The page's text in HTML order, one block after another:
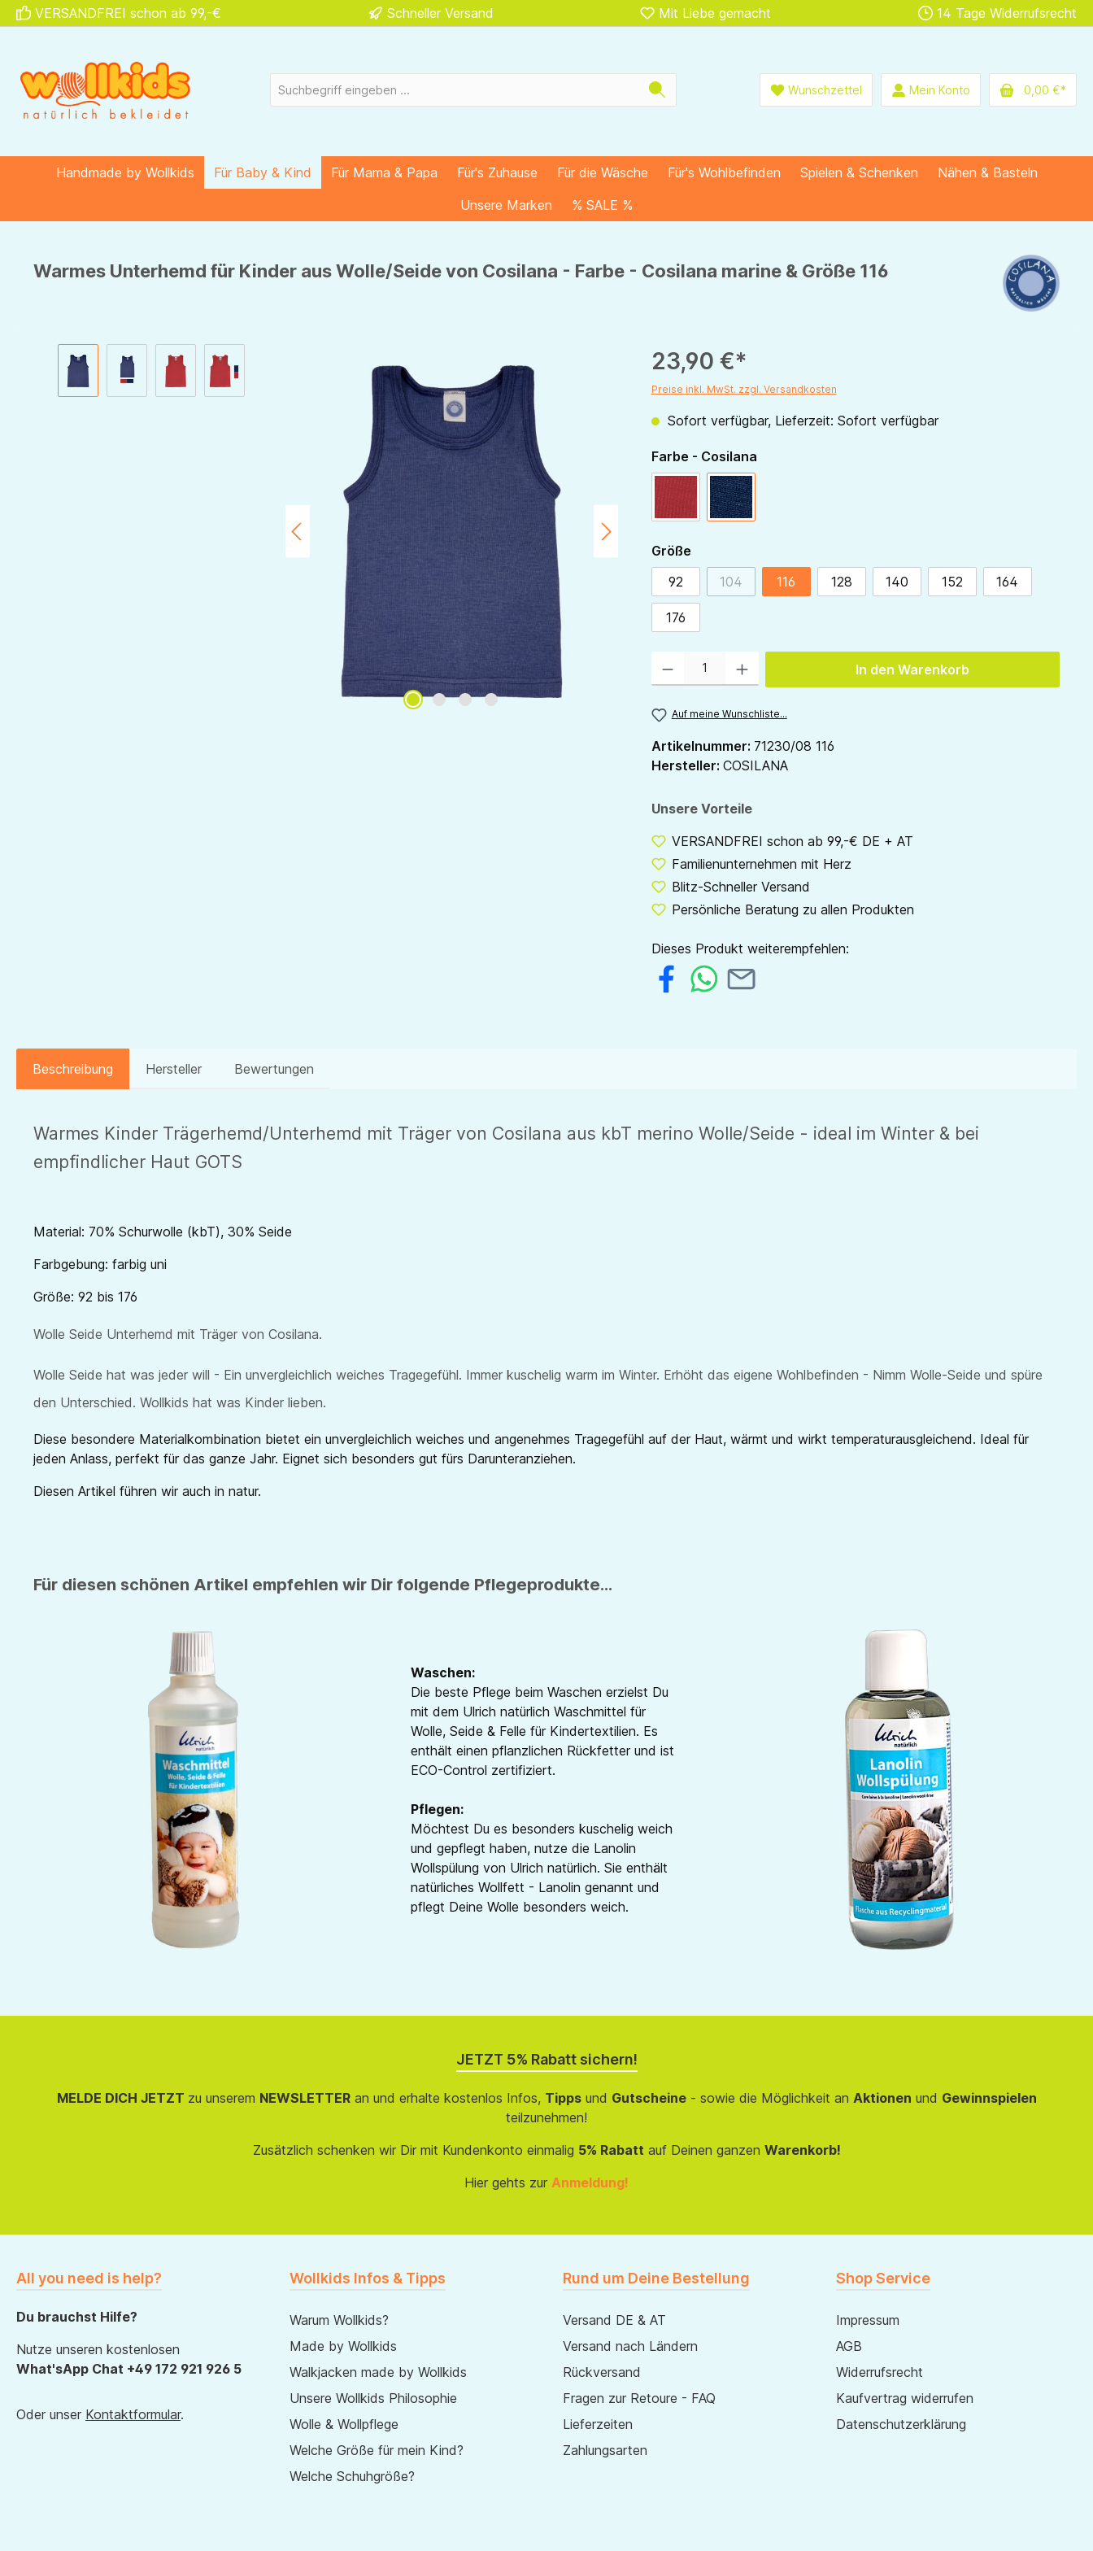
Zur Hauptnavigation springen
VERSANDFREI schon ab 99,-€ Schneller Versand Mit Liebe gemacht 14 Tage Widerrufsrecht
Wunschzettel Mein Konto 0,00 €*
Handmade by Wollkids Für Baby & Kind Für Mama & Papa Für's Zuhause Für die Wäsche Für's Wohlbefinden Spielen & Schenken
Nähen & Basteln
Unsere Marken
% SALE %
Warmes Unterhemd für Kinder aus Wolle/Seide von Cosilana - Farbe - Cosilana marine & Größe 116
Bildergalerie überspringen 23,90 €*
Preise inkl. MwSt. zzgl. Versandkosten
Sofort verfügbar, Lieferzeit: Sofort verfügbar
Farbe - Cosilanaauswählen
marine
Größeauswählen
92
104(Diese Option ist zurzeit nicht verfügbar.)
116 128 140 152 164
176
In den Warenkorb
Auf meine Wunschliste...
Artikelnummer: 71230/08 116
Hersteller: COSILANA
Unsere Vorteile
VERSANDFREI schon ab 99,-€ DE + AT
Familienunternehmen mit Herz
Blitz-Schneller Versand
Persönliche Beratung zu allen Produkten
Dieses Produkt weiterempfehlen:
Beschreibung Hersteller Bewertungen
Warmes Kinder Trägerhemd/Unterhemd mit Träger von Cosilana aus kbT merino Wolle/Seide - ideal im Winter & bei
empfindlicher Haut GOTS
Material: 70% Schurwolle (kbT), 30% Seide
Farbgebung: farbig uni
Größe: 92 bis 176
Wolle Seide Unterhemd mit Träger von Cosilana.
Wolle Seide hat was jeder will - Ein unvergleichlich weiches Tragegefühl. Immer kuschelig warm im Winter. Erhöht das eigene Wohlbefinden - Nimm Wolle-Seide und spüre
den Unterschied. Wollkids hat was Kinder lieben.
Diese besondere Materialkombination bietet ein unvergleichlich weiches und angenehmes Tragegefühl auf der Haut, wärmt und wirkt temperaturausgleichend. Ideal für
jeden Anlass, perfekt für das ganze Jahr. Eignet sich besonders gut fürs Darunteranziehen.
Diesen Artikel führen wir auch in natur.
Für diesen schönen Artikel empfehlen wir Dir folgende Pflegeprodukte...
Waschen:
Die beste Pflege beim Waschen erzielst Du
mit dem Ulrich natürlich Waschmittel für
Wolle, Seide & Felle für Kindertextilien. Es
enthält einen pflanzlichen Rückfetter und ist
ECO-Control zertifiziert.
Pflegen:
Möchtest Du es besonders kuschelig weich
und gepflegt haben, nutze die Lanolin
Wollspülung von Ulrich natürlich. Sie enthält
natürliches Wollfett - Lanolin genannt und
pflegt Deine Wolle besonders weich.
JETZT 5% Rabatt sichern!
MELDE DICH JETZT zu unserem NEWSLETTERan und erhalte kostenlos Infos, Tippsund Gutscheine- sowie die Möglichkeit an Aktionen und Gewinnspielen
teilzunehmen!
Zusätzlich schenken wir Dir mit Kundenkonto einmalig 5% Rabatt auf Deinen ganzen Warenkorb!
Hier gehts zur Anmeldung!
All you need is help?
Du brauchst Hilfe?
Nutze unseren kostenlosen
What'sApp Chat +49 172 921 926 5
Oder unser Kontaktformular.
Wollkids Infos & Tipps
Warum Wollkids?
Made by Wollkids
Walkjacken made by Wollkids
Unsere Wollkids Philosophie
Wolle & Wollpflege
Welche Größe für mein Kind?
Welche Schuhgröße?
Rund um Deine Bestellung
Versand DE & AT
Versand nach Ländern
Rückversand
Fragen zur Retoure - FAQ
Lieferzeiten
Zahlungsarten
Shop Service
Impressum
AGB
Widerrufsrecht
Kaufvertrag widerrufen
Datenschutzerklärung